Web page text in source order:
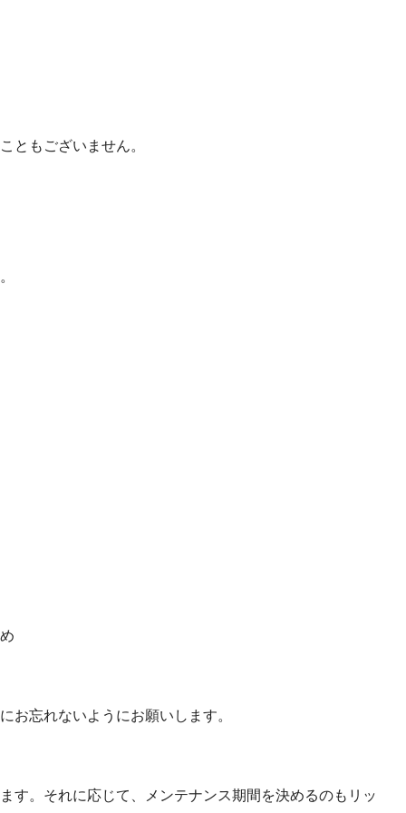
ともございません。
お忘れないようにお願いします。
す。それに応じて、メンテナンス期間を決めるのもリッ